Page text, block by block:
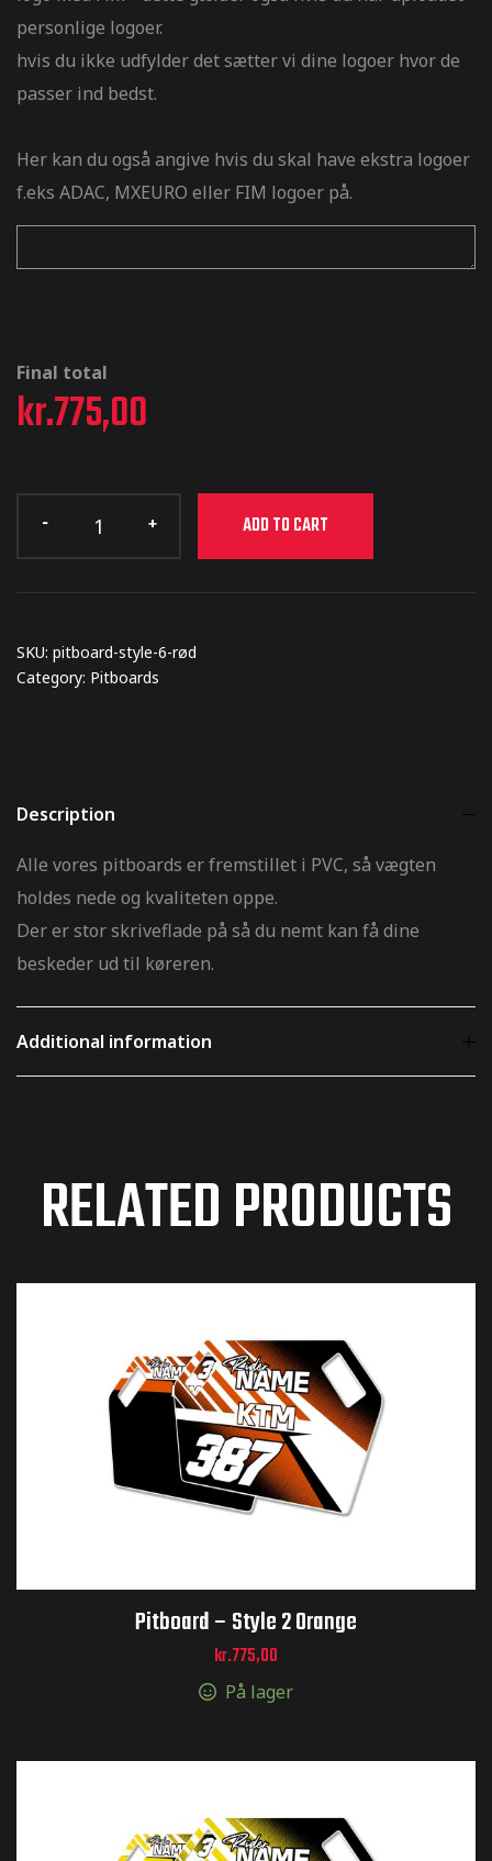
personlige logoer.
hvis du ikke udfylder det sætter vi dine logoer hvor de
passer ind bedst.
Her kan du også angive hvis du skal have ekstra logoer
f.eks ADAC, MXEURO eller FIM logoer på.
Final total
kr.775,00
ADD TO CART
SKU: pitboard-style-6-rød
Category: Pitboards
Description
Alle vores pitboards er fremstillet i PVC, så vægten
holdes nede og kvaliteten oppe.
Der er stor skriveflade på så du nemt kan få dine
beskeder ud til køreren.
Additional information
RELATED PRODUCTS
Pitboard – Style 2 Orange
kr.775,00
På lager